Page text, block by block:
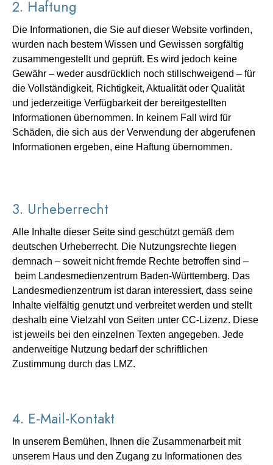
2. Haftung
Die Informationen, die Sie auf dieser Website vorfinden,
wurden nach bestem Wissen und Gewissen sorgfältig
zusammengestellt und geprüft. Es wird jedoch keine
Gewähr – weder ausdrücklich noch stillschweigend – für
die Vollständigkeit, Richtigkeit, Aktualität oder Qualität
und jederzeitige Verfügbarkeit der bereitgestellten
Informationen übernommen. In keinem Fall wird für
Schäden, die sich aus der Verwendung der abgerufenen
Informationen ergeben, eine Haftung übernommen.
3. Urheberrecht
Alle Inhalte dieser Seite sind geschützt gemäß dem
deutschen Urheberrecht. Die Nutzungsrechte liegen
demnach – soweit nicht fremde Rechte betroffen sind –
beim Landesmedienzentrum Baden-Württemberg. Das
Landesmedienzentrum ist daran interessiert, dass seine
Inhalte vielfältig genutzt und verbreitet werden und stellt
deshalb eine Vielzahl von Seiten unter CC-Lizenz. Diese
ist jeweils bei den einzelnen Texten angegeben. Jede
anderweitige Nutzung bedarf der schriftlichen
Zustimmung durch das LMZ.
4. E-Mail-Kontakt
In unserem Bemühen, Ihnen die Zusammenarbeit mit
unserem Haus und den Zugang zu Informationen des